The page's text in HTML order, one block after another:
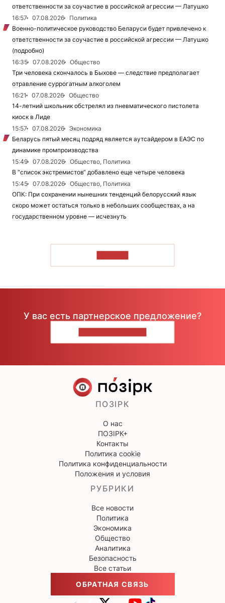
ответственности за соучастие в российской агрессии — Латушко
16:57
07.08.2026
Политика
Военно-политическое руководство Беларуси будет привлечено к
ответственности за соучастие в российской агрессии — Латушко
(подробно)
16:35
07.08.2026
Общество
Три человека скончалось в Быхове — следствие предполагает
отравление суррогатным алкоголем
16:21
07.08.2026
Общество
14-летний школьник обстрелял из пневматического пистолета
киоск в Лиде
15:57
07.08.2026
Экономика
Беларусь пятый месяц подряд является аутсайдером в ЕАЭС по
динамике промпроизводства
15:49
07.08.2026
Общество, Политика
В “список экстремистов“ добавлено еще четыре человека
15:45
07.08.2026
Общество, Политика
ОПК: При сохранении нынешних тенденций белорусский язык
скоро может остаться только в небольших сообществах, а на
государственном уровне — исчезнуть
У вас есть партнерское предложение?
ПОЗІРК
О нас
ПОЗІРК+
Контакты
Политика cookie
Политика конфиденциальности
Положения и условия
РУБРИКИ
Все новости
Политика
Экономика
Общество
Аналитика
Безопасность
Все статьи
ОБРАТНАЯ СВЯЗЬ